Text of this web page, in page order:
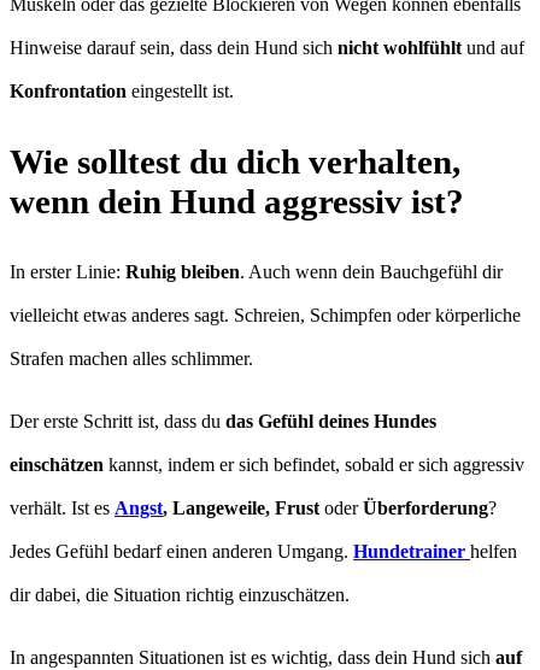
Muskeln oder das gezielte Blockieren von Wegen können ebenfalls
Hinweise darauf sein, dass dein Hund sich nicht wohlfühlt und auf
Konfrontation eingestellt ist.
Wie solltest du dich verhalten,
wenn dein Hund aggressiv ist?
In erster Linie: Ruhig bleiben. Auch wenn dein Bauchgefühl dir
vielleicht etwas anderes sagt. Schreien, Schimpfen oder körperliche
Strafen machen alles schlimmer.
Der erste Schritt ist, dass du das Gefühl deines Hundes
einschätzen kannst, indem er sich befindet, sobald er sich aggressiv
verhält. Ist es Angst, Langeweile, Frust oderÜberforderung?
Jedes Gefühl bedarf einen anderen Umgang. Hundetrainer helfen
dir dabei, die Situation richtig einzuschätzen.
In angespannten Situationen ist es wichtig, dass dein Hund sich auf